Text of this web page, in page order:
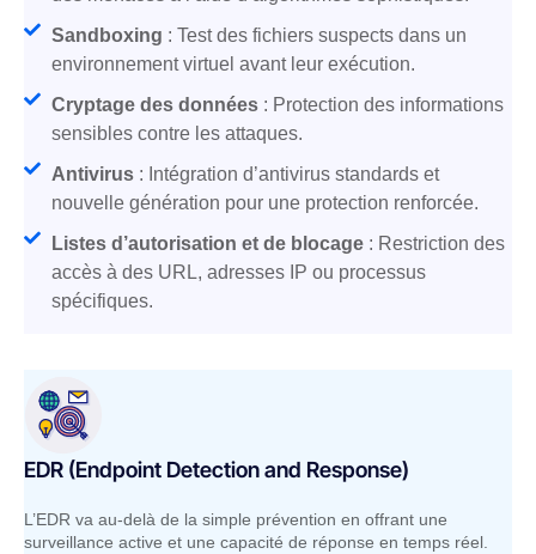
Sandboxing : Test des fichiers suspects dans un
environnement virtuel avant leur exécution.
Cryptage des données: Protection des informations
sensibles contre les attaques.
Antivirus: Intégration d’antivirus standards et
nouvelle génération pour une protection renforcée.
Listes d’autorisation et de blocage: Restriction des
accès à des URL, adresses IP ou processus
spécifiques.
EDR (Endpoint Detection and Response)
L’EDR va au-delà de la simple prévention en offrant une
surveillance active et une capacité de réponse en temps réel.